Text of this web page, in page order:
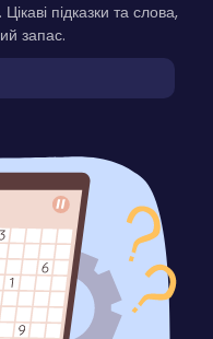
підказки та слова,
запас.